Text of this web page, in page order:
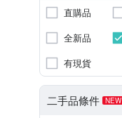
直購品
全新品
有現貨
二手品條件 NEW